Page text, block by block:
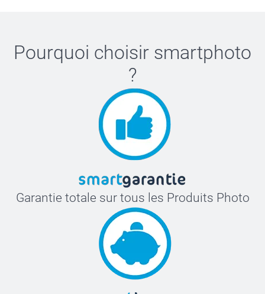
Pourquoi choisir smartphoto
?
Garantie totale sur tous les Produits Photo